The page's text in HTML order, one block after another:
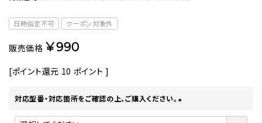
日時指定不可 クーポン対象外
販売価格 ¥990
[ポイント還元 10 ポイント ]
対応型番・対応箇所をご確認の上、ご購入ください。
(